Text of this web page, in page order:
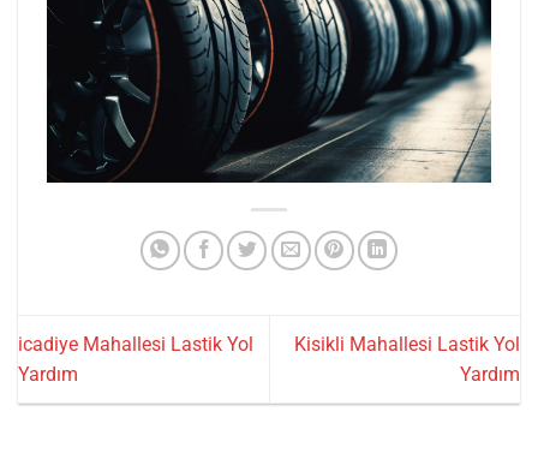
icadiye Mahallesi Lastik Yol
Yardım
Kisikli Mahallesi Lastik Yol
Yardım